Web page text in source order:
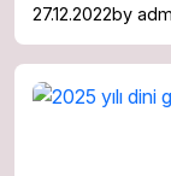
27.12.2022by